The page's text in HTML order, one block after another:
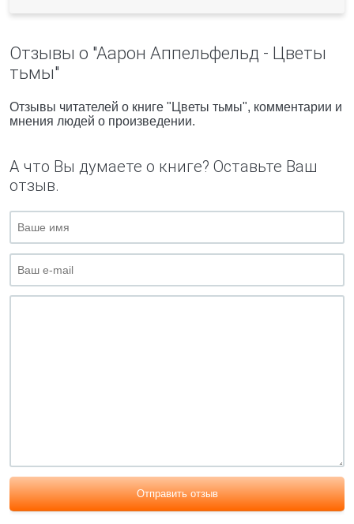
Отзывы о "Аарон Аппельфельд - Цветы
тьмы"
Отзывы читателей о книге "Цветы тьмы", комментарии и
мнения людей о произведении.
А что Вы думаете о книге? Оставьте Ваш
отзыв.
Отправить отзыв